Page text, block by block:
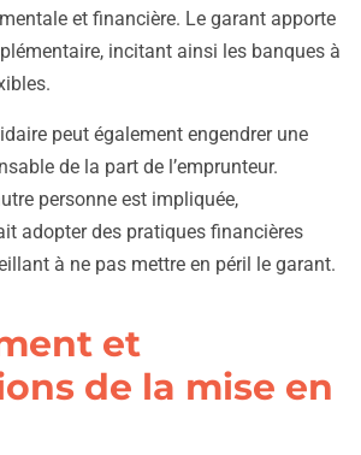
et financière. Le garant apporte
incitant ainsi les banques à
peut également engendrer une
de la part de l’emprunteur.
personne est impliquée,
adopter des pratiques financières
à ne pas mettre en péril le garant.
et
de la mise en